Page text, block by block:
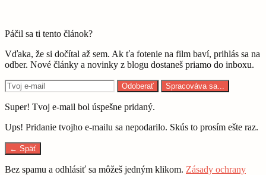
Páčil sa ti tento článok?
Vďaka, že si dočítal až sem. Ak ťa fotenie na film baví, prihlás sa na
odber. Nové články a novinky z blogu dostaneš priamo do inboxu.
Odoberať Spracováva sa...
Super! Tvoj e-mail bol úspešne pridaný.
Ups! Pridanie tvojho e-mailu sa nepodarilo. Skús to prosím ešte raz.
← Späť
Bez spamu a odhlásiť sa môžeš jedným klikom. Zásady ochrany